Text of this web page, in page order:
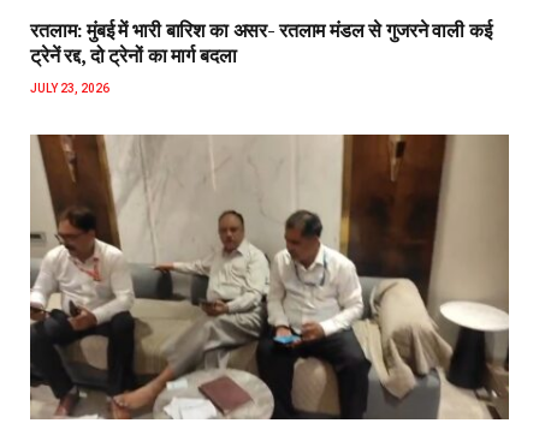
रतलाम: मुंबई में भारी बारिश का असर- रतलाम मंडल से गुजरने वाली कई
ट्रेनें रद्द, दो ट्रेनों का मार्ग बदला
JULY 23, 2026